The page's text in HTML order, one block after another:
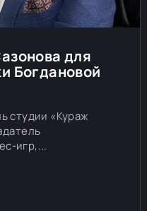
для
Богдановой
студии «Кураж
игр,...